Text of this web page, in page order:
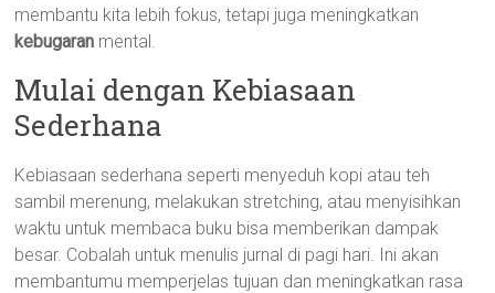
membantu kita lebih fokus, tetapi juga meningkatkan
kebugaran mental.
Mulai dengan Kebiasaan
Sederhana
Kebiasaan sederhana seperti menyeduh kopi atau teh
sambil merenung, melakukan stretching, atau menyisihkan
waktu untuk membaca buku bisa memberikan dampak
besar. Cobalah untuk menulis jurnal di pagi hari. Ini akan
membantumu memperjelas tujuan dan meningkatkan rasa